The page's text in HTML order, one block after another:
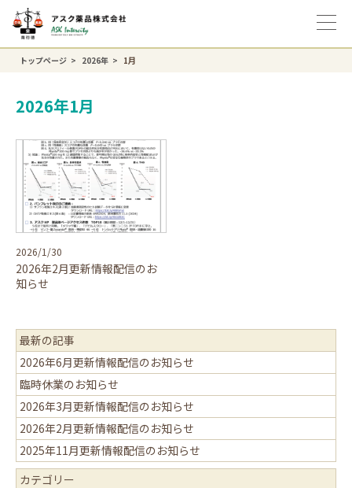
トップページ 2026年 1月
2026年1月
2026/1/30
2026年2月更新情報配信のお
知らせ
最新の記事
2026年6月更新情報配信のお知らせ
臨時休業のお知らせ
2026年3月更新情報配信のお知らせ
2026年2月更新情報配信のお知らせ
2025年11月更新情報配信のお知らせ
カテゴリー